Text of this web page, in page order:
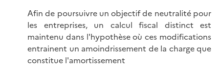
Afin de poursuivre un objectif de neutralité pour
les entreprises, un calcul fiscal distinct est
maintenu dans l'hypothèse où ces modifications
entrainent un amoindrissement de la charge que
constitue l'amortissement